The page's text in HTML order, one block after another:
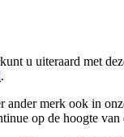
u uiteraard met
.
merk ook in
op de hoogte